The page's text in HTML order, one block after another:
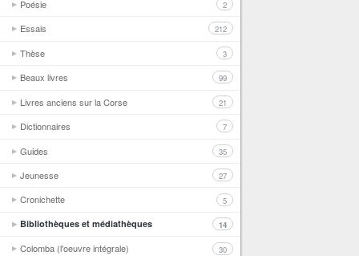
Poésie 2
Essais 212
Thèse 3
Beaux livres 99
Livres anciens sur la Corse 21
Dictionnaires 7
Guides 35
Jeunesse 27
Cronichette 5
Bibliothèques et médiathèques 14
Colomba (l'oeuvre intégrale) 30